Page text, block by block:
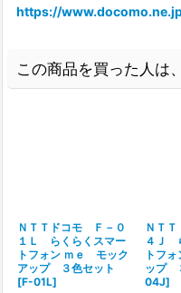
https://
この商品を買った人は
ＮＴＴドコモ Ｆ－０
１Ｌ らくらくスマー
トフォン ｍｅ モック
アップ ３色セット
[F-01L]
ＮＴ
４Ｊ
トフ
ップ
04J]